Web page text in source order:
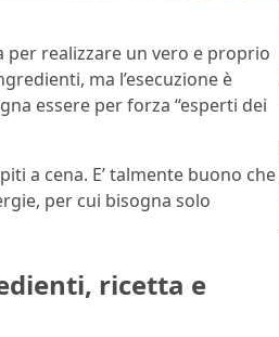
per realizzare un vero e proprio
ma l’esecuzione è
essere per forza “esperti dei
a cena. E’ talmente buono che
per cui bisogna solo
ricetta e